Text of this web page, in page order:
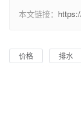
本文链接：
价格 排水